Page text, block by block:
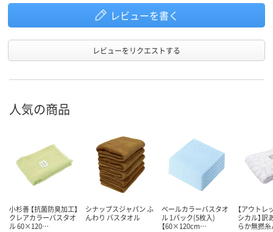
レビューを書く
レビューをリクエストする
人気の商品
小杉善 【抗菌防臭加工】
クレアカラーバスタオ
ル 60×120…
シナップスジャパン ふ
んわり バスタオル
ペールカラーバスタオ
ル 1パック(5枚入)
【60×120cm…
【アウトレ
シカル】訳
らか無撚